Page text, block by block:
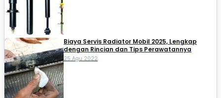
Biaya Servis Radiator Mobil 2025, Lengkap
dengan Rincian dan Tips Perawatannya
25 Agu 2022